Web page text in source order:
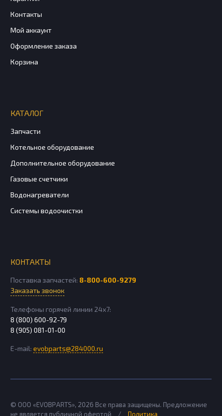
Контакты
Мой аккаунт
Оформление заказа
Корзина
КАТАЛОГ
Запчасти
Котельное оборудование
Дополнительное оборудование
Газовые счетчики
Водонагреватели
Системы водоочистки
КОНТАКТЫ
Поставка запчастей: 8-800-600-9279
Заказать звонок
Телефоны горячей линии 24х7:
8 (800) 600-92-79
8 (905) 081-01-00
E-mail: evobparts@284000.ru
© ООО «EVOBPARTS», 2026 Все права защищены. Предложение
не является публичной офертой
/ Политика